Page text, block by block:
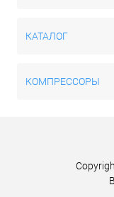
КАТАЛОГ
КОМПРЕССОРЫ